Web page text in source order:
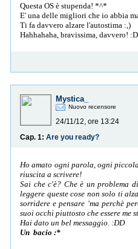
Questa OS è stupenda! *^*
E' una delle migliori che io abbia
Ti fa davvero alzare l'autostima :,)
Hahhahaha, bravissima, davvero! :D
Mystica_
Nuovo recensore
24/11/12, ore 13:24
Cap. 1: Are you ready?
Ho amato ogni parola, ogni
riuscita a scrivere!
Sai che c'è? Che è un problema
leggere queste cose non solo ti
sorridere e pensare 'ma perchè
suoi occhi piuttosto che essere me
Hai dato un bel messaggio. :DD
Un bacio :*